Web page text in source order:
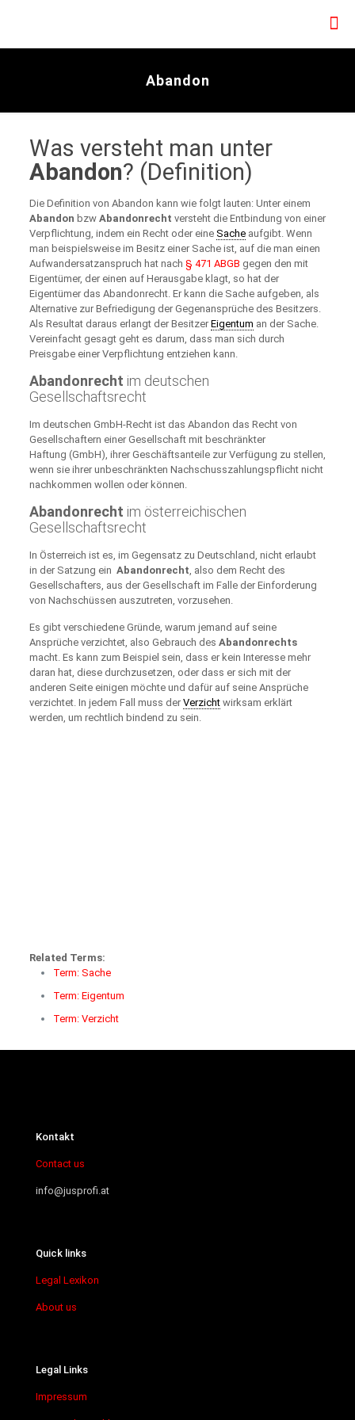
Abandon
Was versteht man unter
Abandon? (Definition)
Die Definition von Abandon kann wie folgt lauten: Unter einem
Abandon bzw Abandonrecht versteht die Entbindung von einer
Verpflichtung, indem ein Recht oder eine Sacheaufgibt. Wenn
man beispielsweise im Besitz einer Sache ist, auf die man einen
Aufwandersatzanspruch hat nach § 471 ABGB gegen den mit
Eigentümer, der einen auf Herausgabe klagt, so hat der
Eigentümer das Abandonrecht. Er kann die Sache aufgeben, als
Alternative zur Befriedigung der Gegenansprüche des Besitzers.
Als Resultat daraus erlangt der Besitzer Eigentum an der Sache.
Vereinfacht gesagt geht es darum, dass man sich durch
Preisgabe einer Verpflichtung entziehen kann.
Abandonrecht im deutschen
Gesellschaftsrecht
Im deutschen GmbH-Recht ist das Abandon das Recht von
Gesellschaftern einer Gesellschaft mit beschränkter
Haftung (GmbH), ihrer Geschäftsanteile zur Verfügung zu stellen,
wenn sie ihrer unbeschränkten Nachschusszahlungspflicht nicht
nachkommen wollen oder können.
Abandonrecht im österreichischen
Gesellschaftsrecht
In Österreich ist es, im Gegensatz zu Deutschland, nicht erlaubt
in der Satzung ein Abandonrecht , also dem Recht des
Gesellschafters, aus der Gesellschaft im Falle der Einforderung
von Nachschüssen auszutreten, vorzusehen.
Es gibt verschiedene Gründe, warum jemand auf seine
Ansprüche verzichtet, also Gebrauch des Abandonrechts
macht. Es kann zum Beispiel sein, dass er kein Interesse mehr
daran hat, diese durchzusetzen, oder dass er sich mit der
anderen Seite einigen möchte und dafür auf seine Ansprüche
verzichtet. In jedem Fall muss der Verzichtwirksam erklärt
werden, um rechtlich bindend zu sein.
Related Terms:
Term: Sache
Term: Eigentum
Term: Verzicht
Kontakt
Contact us
info@jusprofi.at
Quick links
Legal Lexikon
About us
Legal Links
Impressum